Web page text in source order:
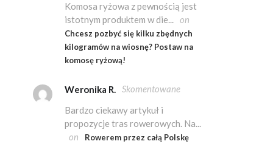
Komosa ryżowa z pewnością jest
istotnym produktem w die... on
Chcesz pozbyć się kilku zbędnych
kilogramów na wiosnę? Postaw na
komosę ryżową!
Weronika R. Skomentowane
Bardzo ciekawy artykuł i
propozycje tras rowerowych. Na...
on
Rowerem przez całą Polskę